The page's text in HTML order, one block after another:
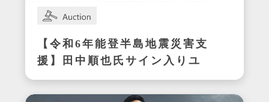
【令和6年能登半島地震災害支
援】田中順也氏サイン入りユ
ニフォーム